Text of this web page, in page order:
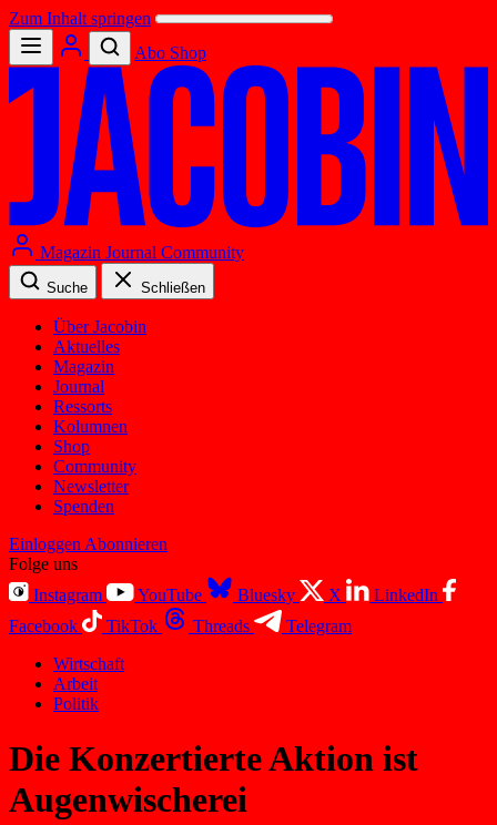
Zum Inhalt springen
Abo Shop
Magazin Journal Community
Suche Schließen
Über Jacobin
Aktuelles
Magazin
Journal
Ressorts
Kolumnen
Shop
Community
Newsletter
Spenden
Einloggen Abonnieren
Folge uns
Instagram
YouTube Bluesky X
LinkedIn
Facebook
TikTok Threads
Telegram
Wirtschaft
Arbeit
Politik
Die Konzertierte Aktion ist
Augenwischerei